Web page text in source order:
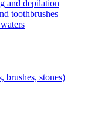
and depilation
toothbrushes
brushes, stones)